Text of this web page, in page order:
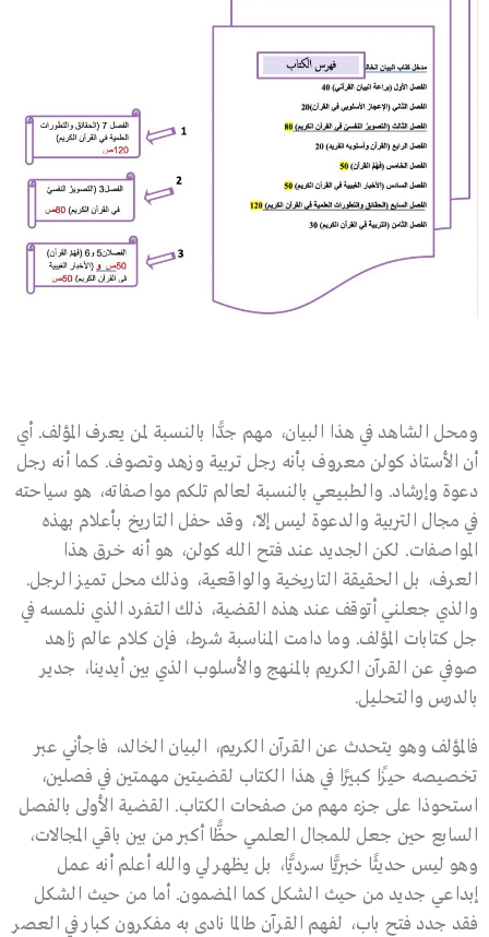
ومحل الشاهد في هذا البيان، مهم جدًّا بالنسبة لمن يعرف المؤلف. أي
أن الأستاذ كولن معروف بأنه رجل تربية وزهد وتصوف. كما أنه رجل
دعوة وإرشاد. والطبيعي بالنسبة لعالم تلكم مواصفاته، هو سياحته
في مجال التربية والدعوة ليس إلّا، وقد حفل التاريخ بأعلام بهذه
المواصفات. لكن الجديد عند فتح الله كولن، هو أنه خرق هذا
العرف، بل الحقيقة التاريخية والواقعية، وذلك محل تميز الرجل.
والذي جعلني أتوقف عند هذه القضية، ذلك التفرد الذي نلمسه في
جل كتابات المؤلف. وما دامت المناسبة شرط، فإن كلام عالم زاهد
صوفي عن القرآن الكريم بالمنهج والأسلوب الذي بين أيدينا، جدير
بالدرس والتحليل.
فالمؤلف وهو يتحدث عن القرآن الكريم، البيان الخالد، فاجأني عبر
تخصيصه حيزًا كبيرًا في هذا الكتاب لقضيتين مهمتين في فصلين،
استحوذا على جزء مهم من صفحات الكتاب. القضية الأولى بالفصل
السابع حين جعل للمجال العلمي حظًّا أكبر من بين باقي المجالات،
وهو ليس حديثًا خبريًّا سرديًّا، بل يظهر لي والله أعلم أنه عمل
إبداعي جديد من حيث الشكل كما المضمون. أما من حيث الشكل
فقد جدد فتح باب، لفهم القرآن طالما نادى به مفكرون كبار في العصر